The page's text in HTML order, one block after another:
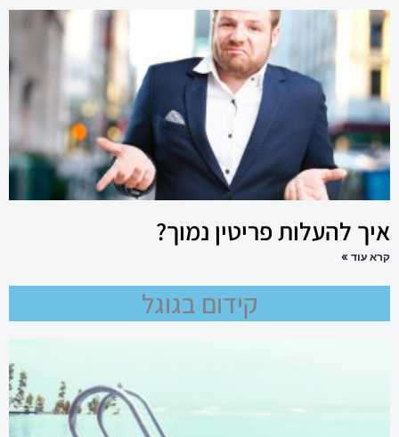
איך להעלות פריטין נמוך?
קרא עוד »
קידום בגוגל